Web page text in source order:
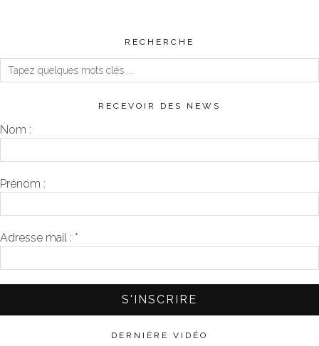
RECHERCHE
RECEVOIR DES NEWS
Nom :
Prénom :
Adresse mail : *
DERNIÈRE VIDÉO